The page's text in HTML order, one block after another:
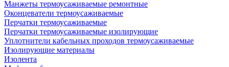
Манжеты термоусаживаемые ремонтные
Оконцеватели термоусаживаемые
Перчатки термоусаживаемые
Перчатки термоусаживаемые изолирующие
Уплотнители кабельных проходов термоусаживаемые
Изолирующие материалы
Изолента